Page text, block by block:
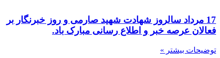
17 مرداد سالروز شهادت شهید صارمی و روز خبرنگار بر
فعالان عرصه خبر و اطلاع رسانی مبارک باد.
توضیحات بیشتر »